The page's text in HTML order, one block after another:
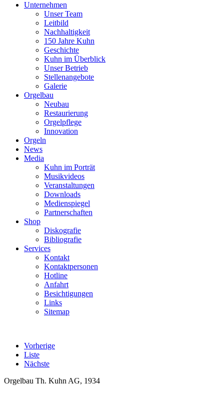
Unternehmen
Unser Team
Leitbild
Nachhaltigkeit
150 Jahre Kuhn
Geschichte
Kuhn im Überblick
Unser Betrieb
Stellenangebote
Galerie
Orgelbau
Neubau
Restaurierung
Orgelpflege
Innovation
Orgeln
News
Media
Kuhn im Porträt
Musikvideos
Veranstaltungen
Downloads
Medienspiegel
Partnerschaften
Shop
Diskografie
Bibliografie
Services
Kontakt
Kontaktpersonen
Hotline
Anfahrt
Besichtigungen
Links
Sitemap
Vorherige
Liste
Nächste
Orgelbau Th. Kuhn AG, 1934